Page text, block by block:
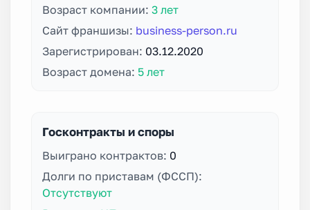
Возраст компании: 3 лет
Сайт франшизы: business-person.ru
Зарегистрирован: 03.12.2020
Возраст домена: 5 лет
Госконтракты и споры
Выиграно контрактов: 0
Долги по приставам (ФССП):
Отсутствуют